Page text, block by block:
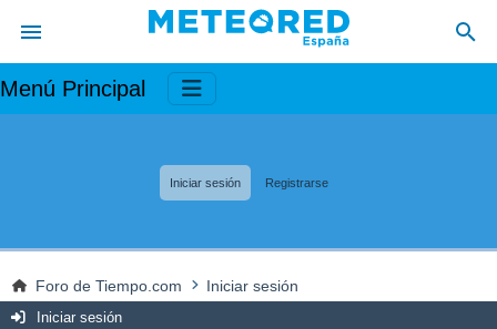
Menú Principal
Iniciar sesión Registrarse
Foro de Tiempo.com Iniciar sesión
Iniciar sesión